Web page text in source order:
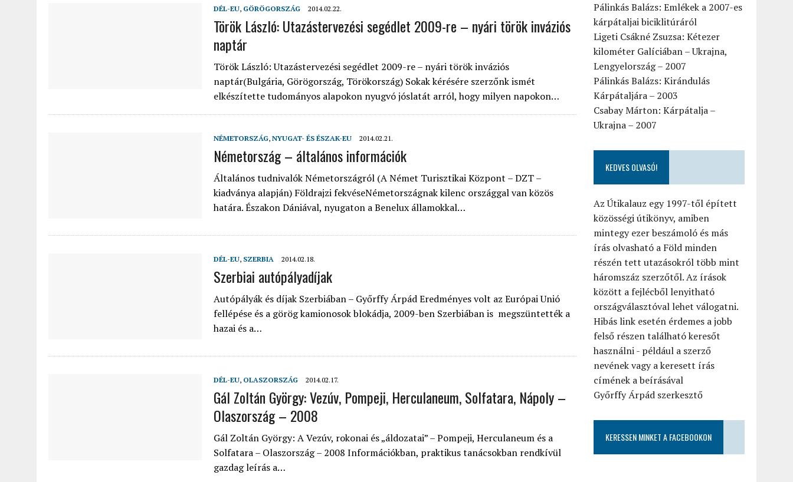
DÉL-EU, GÖRÖGORSZÁG 2014.02.22.
Török László: Utazástervezési segédlet 2009-re – nyári török inváziós
naptár
Török László: Utazástervezési segédlet 2009-re – nyári török inváziós
naptár(Bulgária, Görögország, Törökország) Sokak kérésére szerzőnk ismét
elkészítette tudományos alapokon nyugvó jóslatát arról, hogy milyen napokon…
NÉMETORSZÁG, NYUGAT- ÉS ÉSZAK-EU 2014.02.21.
Németország – általános információk
Általános tudnivalók Németországról (A Német Turisztikai Központ – DZT –
kiadványa alapján) Földrajzi fekvéseNémetországnak kilenc országgal van közös
határa. Északon Dániával, nyugaton a Benelux államokkal…
DÉL-EU, SZERBIA 2014.02.18.
Szerbiai autópályadíjak
Autópályák és díjak Szerbiában – Győrffy Árpád Eredményes volt az Európai Unió
fellépése és a görög kamionosok blokádja, 2009-ben Szerbiában is megszüntették a
hazai és a…
DÉL-EU, OLASZORSZÁG 2014.02.17.
Gál Zoltán György: Vezúv, Pompeji, Herculaneum, Solfatara, Nápoly –
Olaszország – 2008
Gál Zoltán György: A Vezúv, rokonai és „áldozatai” – Pompeji, Herculaneum és a
Solfatara – Olaszország – 2008 Információkban, praktikus tanácsokban rendkívül
gazdag leírás a…
Pálinkás Balázs: Emlékek a 2007-es
kárpátaljai biciklitúráról
Ligeti Csákné Zsuzsa: Kétezer
kilométer Galíciában – Ukrajna,
Lengyelország – 2007
Pálinkás Balázs: Kirándulás
Kárpátaljára – 2003
Csabay Márton: Kárpátalja –
Ukrajna – 2007
KEDVES OLVASÓ!
Az Útikalauz egy 1997-től épített
közösségi útikönyv, amiben
mintegy ezer beszámoló és más
írás olvasható a Föld minden
részén tett utazásokról több mint
háromszáz szerzőtől. Az írások
között a fejlécből lenyitható
országválasztóval lehet válogatni.
Hibás link esetén érdemes a jobb
felső részen található keresőt
használni - például a szerző
nevének vagy a keresett írás
címének a beírásával
Győrffy Árpád szerkesztő
KERESSEN MINKET A FACEBOOKON